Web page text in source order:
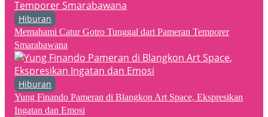
Hiburan
Memahami Catur Gotro Tunggal dari Pameran Temporer
Smarabawana
Hiburan
Yung Finando Pameran di Blangkon Art Space, Ekspresikan
Ingatan dan Emosi